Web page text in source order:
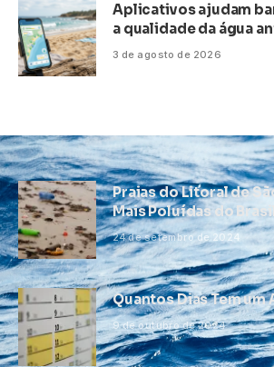
Aplicativos ajudam
a qualidade da água
3 de agosto de 2026
Praias do Litoral de
Mais Poluídas do
24 de setembro de 2024
Quantos Dias Tem um
9 de outubro de 2024